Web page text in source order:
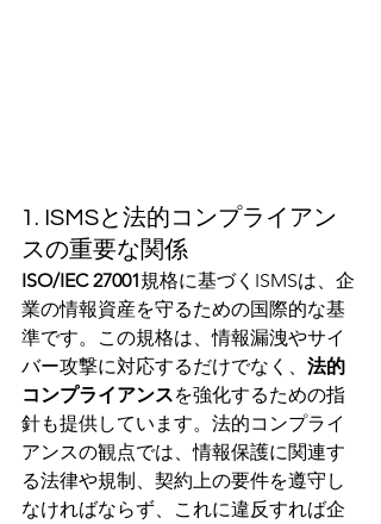
1. ISMSと法的コンプライアン
スの重要な関係
ISO/IEC 27001規格に基づくISMSは、企
業の情報資産を守るための国際的な基
準です。この規格は、情報漏洩やサイ
バー攻撃に対応するだけでなく、 法的
コンプライアンスを強化するための指
針も提供しています。法的コンプライ
アンスの観点では、情報保護に関連す
る法律や規制、契約上の要件を遵守し
なければならず、これに違反すれば企